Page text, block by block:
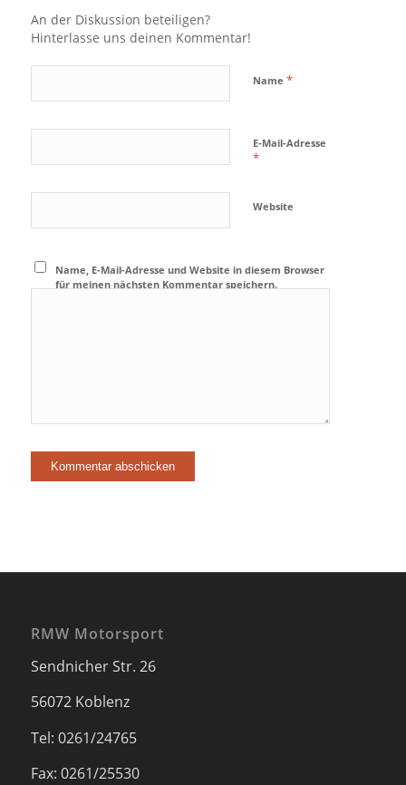
An der Diskussion beteiligen?
Hinterlasse uns deinen Kommentar!
Name *
E-Mail-Adresse
*
Website
Name, E-Mail-Adresse und Website in diesem Browser
für meinen nächsten Kommentar speichern.
RMW Motorsport
Sendnicher Str. 26
56072 Koblenz
Tel: 0261/24765
Fax: 0261/25530